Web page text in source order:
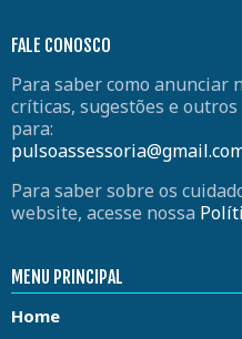
FALE CONOSCO
Para saber como anunciar
críticas, sugestões e
para:
Para saber sobre os
website, acesse nossa
MENU PRINCIPAL
Home